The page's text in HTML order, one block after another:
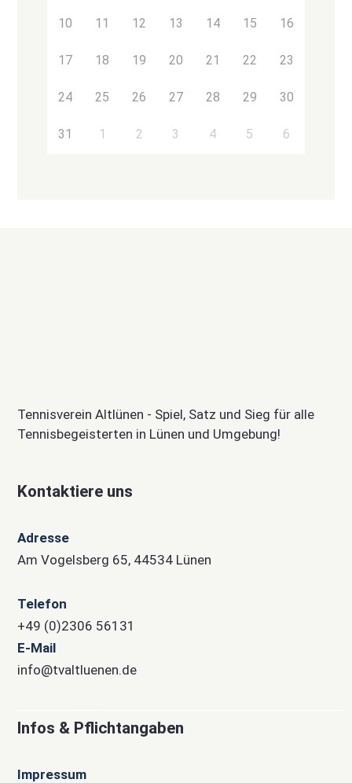
10 11 12 13 14 15 16
17 18 19 20 21 22 23
24 25 26 27 28 29 30
31 1 2 3 4 5 6
Tennisverein Altlünen - Spiel, Satz und Sieg für alle
Tennisbegeisterten in Lünen und Umgebung!
Kontaktiere uns
Adresse
Am Vogelsberg 65, 44534 Lünen
Telefon
+49 (0)2306 56131
E-Mail
info@tvaltluenen.de
Infos & Pflichtangaben
Impressum